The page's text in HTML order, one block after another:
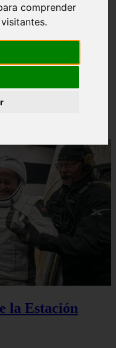
comprender
la cúspide de la
social
la Estación